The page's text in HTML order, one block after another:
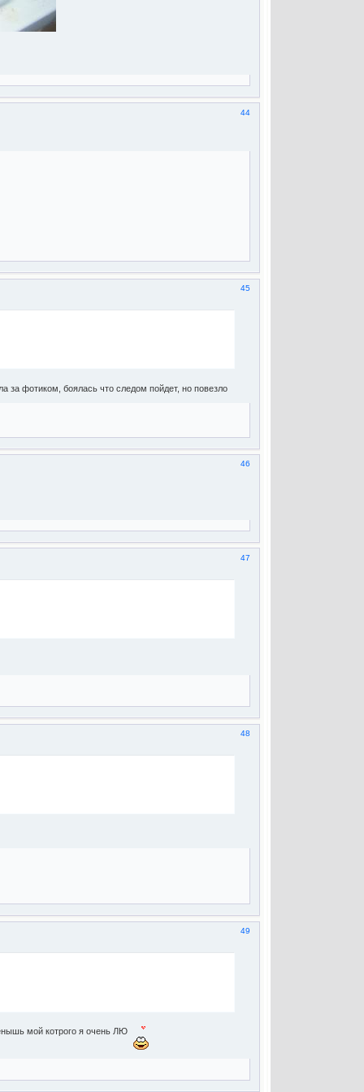
44
45
за фотиком, боялась что следом пойдет, но повезло
46
47
48
49
мой котрого я очень ЛЮ